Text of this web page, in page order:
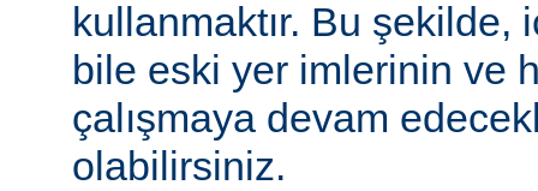
kullanmaktır. Bu
bile eski yer imlerinin ve
çalışmaya devam
olabilirsiniz.